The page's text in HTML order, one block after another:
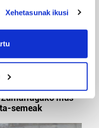
geographical
scanning it for
data is processed
Xehetasunak ikusi
mus
semeak